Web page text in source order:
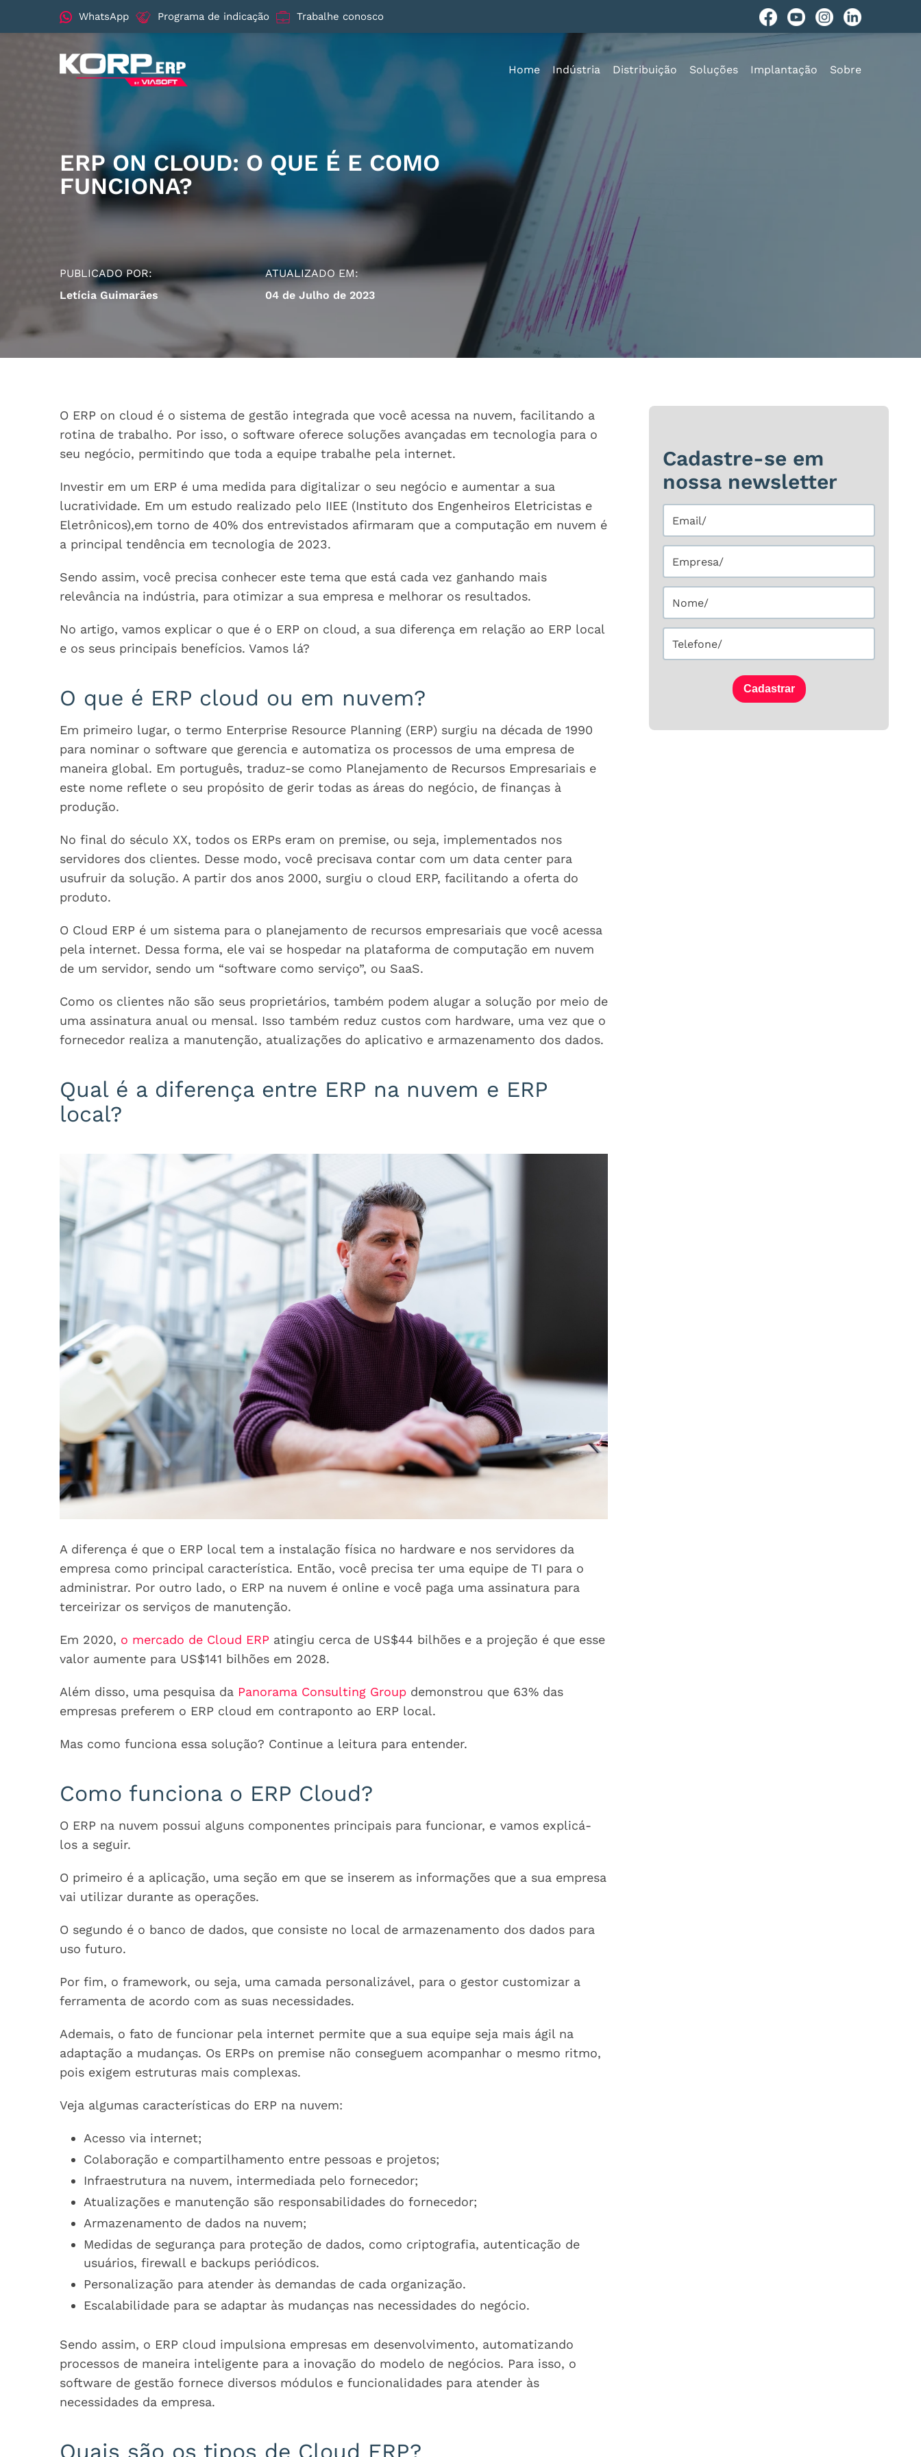
WhatsApp Programa de indicação Trabalhe conosco
Home Indústria Distribuição Soluções Implantação Sobre
ERP ON CLOUD: O QUE É E COMO
FUNCIONA?
PUBLICADO POR:
Letícia Guimarães
ATUALIZADO EM:
04 de Julho de 2023
O ERP on cloud é o sistema de gestão integrada que você acessa na nuvem, facilitando a
rotina de trabalho. Por isso, o software oferece soluções avançadas em tecnologia para o
seu negócio, permitindo que toda a equipe trabalhe pela internet.
Investir em um ERP é uma medida para digitalizar o seu negócio e aumentar a sua
lucratividade. Em um estudo realizado pelo IIEE (Instituto dos Engenheiros Eletricistas e
Eletrônicos),em torno de 40% dos entrevistados afirmaram que a computação em nuvem é
a principal tendência em tecnologia de 2023.
Sendo assim, você precisa conhecer este tema que está cada vez ganhando mais
relevância na indústria, para otimizar a sua empresa e melhorar os resultados.
No artigo, vamos explicar o que é o ERP on cloud, a sua diferença em relação ao ERP local
e os seus principais benefícios. Vamos lá?
O que é ERP cloud ou em nuvem?
Em primeiro lugar, o termo Enterprise Resource Planning (ERP) surgiu na década de 1990
para nominar o software que gerencia e automatiza os processos de uma empresa de
maneira global. Em português, traduz-se como Planejamento de Recursos Empresariais e
este nome reflete o seu propósito de gerir todas as áreas do negócio, de finanças à
produção.
No final do século XX, todos os ERPs eram on premise, ou seja, implementados nos
servidores dos clientes. Desse modo, você precisava contar com um data center para
usufruir da solução. A partir dos anos 2000, surgiu o cloud ERP, facilitando a oferta do
produto.
O Cloud ERP é um sistema para o planejamento de recursos empresariais que você acessa
pela internet. Dessa forma, ele vai se hospedar na plataforma de computação em nuvem
de um servidor, sendo um “software como serviço”, ou SaaS.
Como os clientes não são seus proprietários, também podem alugar a solução por meio de
uma assinatura anual ou mensal. Isso também reduz custos com hardware, uma vez que o
fornecedor realiza a manutenção, atualizações do aplicativo e armazenamento dos dados.
Qual é a diferença entre ERP na nuvem e ERP
local?
A diferença é que o ERP local tem a instalação física no hardware e nos servidores da
empresa como principal característica. Então, você precisa ter uma equipe de TI para o
administrar. Por outro lado, o ERP na nuvem é online e você paga uma assinatura para
terceirizar os serviços de manutenção.
Em 2020, o mercado de Cloud ERP atingiu cerca de US$44 bilhões e a projeção é que esse
valor aumente para US$141 bilhões em 2028.
Além disso, uma pesquisa da Panorama Consulting Group demonstrou que 63% das
empresas preferem o ERP cloud em contraponto ao ERP local.
Mas como funciona essa solução? Continue a leitura para entender.
Como funciona o ERP Cloud?
O ERP na nuvem possui alguns componentes principais para funcionar, e vamos explicá-
los a seguir.
O primeiro é a aplicação, uma seção em que se inserem as informações que a sua empresa
vai utilizar durante as operações.
O segundo é o banco de dados, que consiste no local de armazenamento dos dados para
uso futuro.
Por fim, o framework, ou seja, uma camada personalizável, para o gestor customizar a
ferramenta de acordo com as suas necessidades.
Ademais, o fato de funcionar pela internet permite que a sua equipe seja mais ágil na
adaptação a mudanças. Os ERPs on premise não conseguem acompanhar o mesmo ritmo,
pois exigem estruturas mais complexas.
Veja algumas características do ERP na nuvem:
Acesso via internet;
Colaboração e compartilhamento entre pessoas e projetos;
Infraestrutura na nuvem, intermediada pelo fornecedor;
Atualizações e manutenção são responsabilidades do fornecedor;
Armazenamento de dados na nuvem;
Medidas de segurança para proteção de dados, como criptografia, autenticação de
usuários, firewall e backups periódicos.
Personalização para atender às demandas de cada organização.
Escalabilidade para se adaptar às mudanças nas necessidades do negócio.
Sendo assim, o ERP cloud impulsiona empresas em desenvolvimento, automatizando
processos de maneira inteligente para a inovação do modelo de negócios. Para isso, o
software de gestão fornece diversos módulos e funcionalidades para atender às
necessidades da empresa.
Quais são os tipos de Cloud ERP?
Cadastre-se em
nossa newsletter
Cadastrar